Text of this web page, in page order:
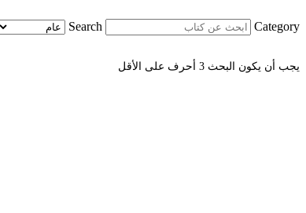
Search Category
يجب أن يكون البحث 3 أحرف على الأقل